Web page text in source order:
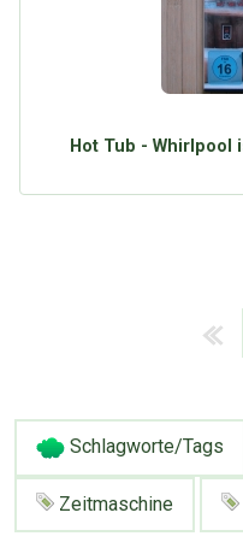
Hot Tub - Whirlpool
Schlagworte/Tags
Zeitmaschine